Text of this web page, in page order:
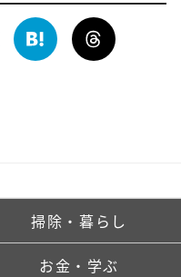
掃除・暮らし
お金・学ぶ